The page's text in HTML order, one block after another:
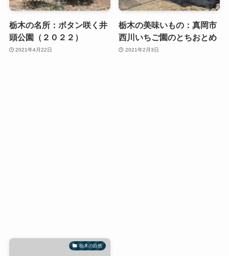
栃木の名所：ボタン咲く井
頭公園（２０２２）
2021年4月22日
栃木の美味いもの：真岡市
西川いちご園のとちおとめ
2021年2月3日
栃木の自然